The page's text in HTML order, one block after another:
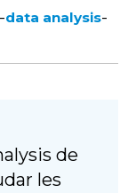
-data analysis-
de
les